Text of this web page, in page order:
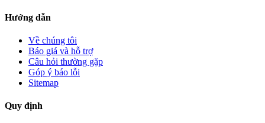
Hướng dẫn
Về chúng tôi
Báo giá và hỗ trợ
Câu hỏi thường gặp
Góp ý báo lỗi
Sitemap
Quy định